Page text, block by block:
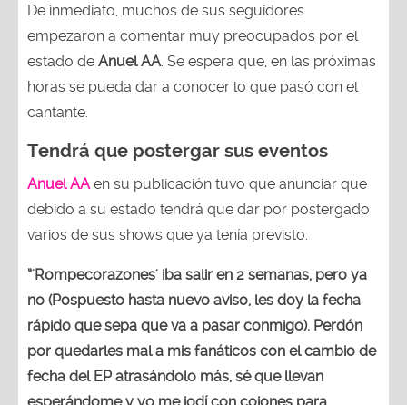
De inmediato, muchos de sus seguidores
empezaron a comentar muy preocupados por el
estado de Anuel AA . Se espera que, en las próximas
horas se pueda dar a conocer lo que pasó con el
cantante.
Tendrá que postergar sus eventos
Anuel AA en su publicación tuvo que anunciar que
debido a su estado tendrá que dar por postergado
varios de sus shows que ya tenía previsto.
“'Rompecorazones' iba salir en 2 semanas, pero ya
no (Pospuesto hasta nuevo aviso, les doy la fecha
rápido que sepa que va a pasar conmigo). Perdón
por quedarles mal a mis fanáticos con el cambio de
fecha del EP atrasándolo más, sé que llevan
esperándome y yo me jodí con cojones para